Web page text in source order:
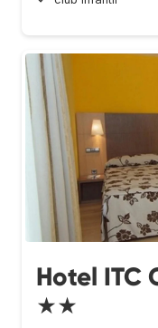
Hotel ITC
★★